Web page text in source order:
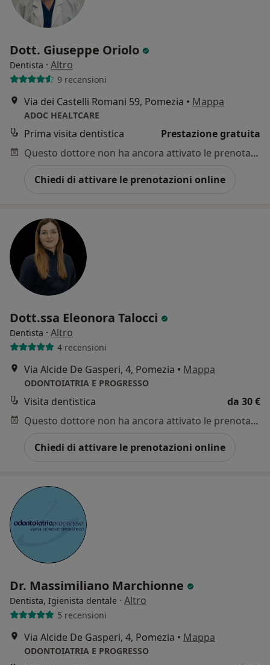
Dott. Giuseppe Oriolo
Dentista · Altro
9 recensioni
Via dei Castelli Romani 59, Pomezia • Mappa
ADOC HEALTCARE
Prima visita dentistica
Prestazione gratuita
Questo dottore non ha ancora attivato le prenotazioni online presso questo indirizzo.
Chiedi di attivare le prenotazioni online
Dott.ssa Eleonora Talocci
Dentista · Altro
4 recensioni
Via Alcide De Gasperi, 4, Pomezia • Mappa
ODONTOIATRIA E PROGRESSO
Visita dentistica
da 30 €
Questo dottore non ha ancora attivato le prenotazioni online presso questo indirizzo.
Chiedi di attivare le prenotazioni online
Dr. Massimiliano Marchionne
Dentista, Igienista dentale · Altro
5 recensioni
Via Alcide De Gasperi, 4, Pomezia • Mappa
ODONTOIATRIA E PROGRESSO